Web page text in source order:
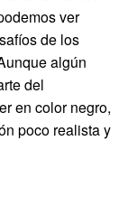
ver
de los
algún
del
en color negro,
poco realista y